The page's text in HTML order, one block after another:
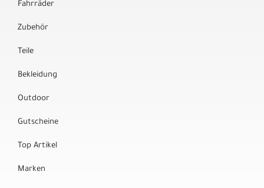
Fahrräder
Zubehör
Teile
Bekleidung
Outdoor
Gutscheine
Top Artikel
Marken